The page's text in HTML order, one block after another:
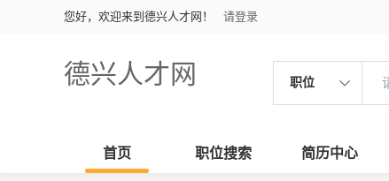
您好，欢迎来到德兴人才网！ 请登录
德兴人才网 职位
首页 职位搜索 简历中心